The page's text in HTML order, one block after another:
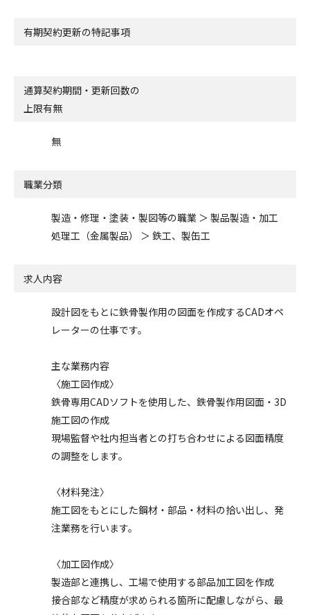
有期契約更新の特記事項
通算契約期間・更新回数の
上限有無
無
職業分類
製造・修理・塗装・製図等の職業 ＞ 製品製造・加工
処理工（金属製品） ＞ 鉄工、製缶工
求人内容
設計図をもとに鉄骨製作用の図面を作成するCADオペ
レーターの仕事です。
主な業務内容
〈施工図作成〉
鉄骨専用CADソフトを使用した、鉄骨製作用図面・3D
施工図の作成
現場監督や社内担当者との打ち合わせによる図面精度
の調整をします。
〈材料発注〉
施工図をもとにした鋼材・部品・材料の拾い出し、発
注業務を行います。
〈加工図作成〉
製造部と連携し、工場で使用する部品加工図を作成
接合部など精度が求められる箇所に配慮しながら、最